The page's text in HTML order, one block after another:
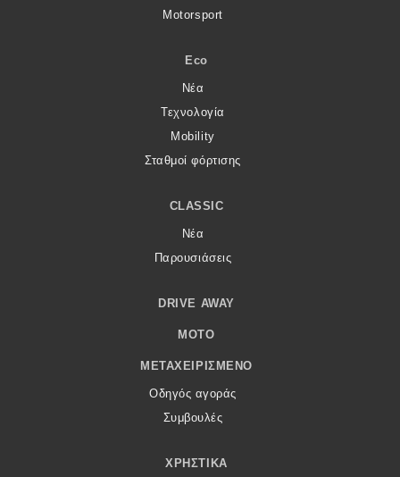
Motorsport
Eco
Νέα
Τεχνολογία
Mobility
Σταθμοί φόρτισης
CLASSIC
Νέα
Παρουσιάσεις
DRIVE AWAY
MOTO
ΜΕΤΑΧΕΙΡΙΣΜΈΝΟ
Οδηγός αγοράς
Συμβουλές
ΧΡΗΣΤΙΚΆ